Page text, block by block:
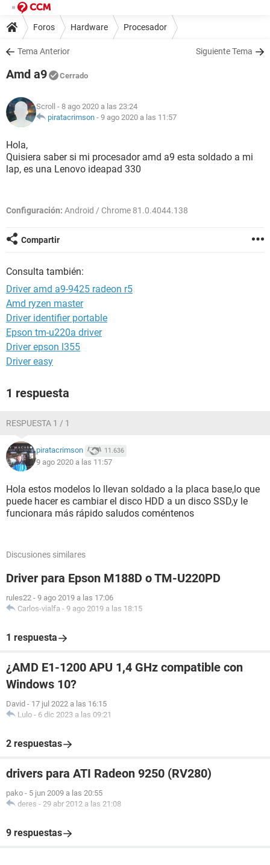
Foros Hardware Procesador
Tema Anterior Siguiente Tema
Amd a9 Cerrado
Scroll - 8 ago 2020 a las 23:24
piratacrimson - 9 ago 2020 a las 11:57
Hola,
Quisiera saber si mi procesador amd a9 esta soldado a mi
lap, es una Lenovo ideapad 330
Configuración: Android / Chrome 81.0.4044.138
Compartir
Consulta también:
Driver amd a9-9425 radeon r5
Amd ryzen master
Driver identifier portable
Epson tm-u220a driver
Driver epson l355
Driver easy
1 respuesta
RESPUESTA 1 / 1
piratacrimson 11.636
9 ago 2020 a las 11:57
Hola estos modelos lo llevan soldado a la placa base,lo que
puede hacer es cambiar el disco HDD a un disco SSD,y le
funcionara más rápido saludos coméntenos
Discusiones similares
Driver para Epson M188D o TM-U220PD
rules22 - 9 ago 2019 a las 17:06
Carlos-vialfa - 9 ago 2019 a las 18:15
1 respuesta
¿AMD E1-1200 APU 1,4 GHz compatible con
Windows 10?
David - 17 jul 2022 a las 16:15
Lulo - 6 dic 2023 a las 09:21
2 respuestas
drivers para ATI Radeon 9250 (RV280)
pako - 5 jun 2009 a las 20:55
deres - 29 abr 2012 a las 21:08
9 respuestas